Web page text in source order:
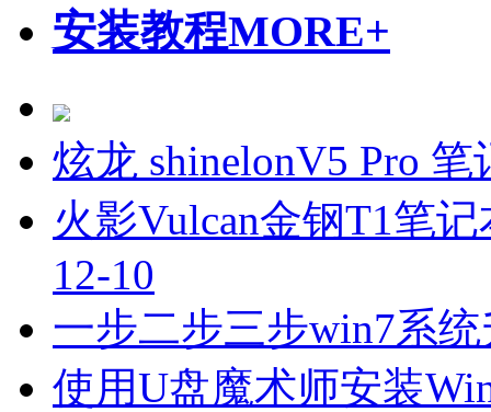
安装教程MORE+
炫龙 shinelonV5 Pro
火影Vulcan金钢T1笔
12-10
一步二步三步win7系
使用U盘魔术师安装